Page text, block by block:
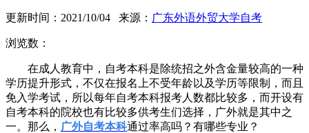
更新时间：2021/10/04 来源： 广东外语外贸大学自考
浏览数：
在成人教育中，自考本科是除统招之外含金量较高的一种
学历提升形式，不仅在报名上不受年龄以及学历等限制，而且
免入学考试，所以每年自考本科报考人数都比较多，而开设有
自考本科的院校也有比较多供考生们选择，广外就是其中之
一。那么， 广外自考本科通过率高吗？有哪些专业？